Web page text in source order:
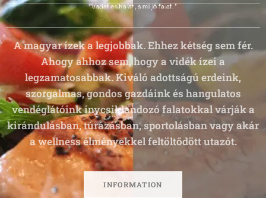
A magyar ízek a legjobbak. Ehhez kétség sem fér.
Ahogy ahhoz sem, hogy a vidék ízei a
legzamatosabbak. Kiváló adottságú erdeink,
szorgalmas, gondos gazdáink és hangulatos
vendéglátóink ínycsiklandozó falatokkal várják a
kirándulásban, túrázásban, sportolásban vagy akár
a wellness élményekkel feltöltődött utazót.
INFORMATION